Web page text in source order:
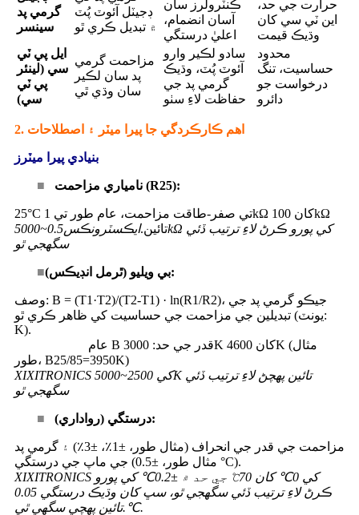
گرمي پد
سينسر
ڊجيٽل آئوٽ پُٽ
۾ تبديل ڪري ٿو
ڪنٽرولرز سان
آسان انضمام،
اعليٰ درستگي
حرارت جي حد،
اين ٽي سي کان
وڌيڪ قيمت
ايل پي ٽي
سي (لينئر
پي ٽي
سي)
مزاحمت گرمي
پد سان لڪير
سان وڌي ٿي
سادو لڪير وارو
آئوٽ پُٽ، وڌيڪ
گرمي پد جي
حفاظت لاءِ سٺو
محدود
حساسيت، تنگ
درخواست جو
دائرو
2. اهم ڪارڪردگي جا پيرا ميٽر ۽ اصطلاحات
بنيادي پيرا ميٽرز
■ نامياري مزاحمت (R25):
25°C تي صفر-طاقت مزاحمت، عام طور تي 1kΩ کان 100kΩ
تائين.ايڪسٽرونڪس
0.5~5000kΩ کي پورو ڪرڻ لاءِ ترتيب ڏئي
سگهجي ٿو
■ بي ويليو (ٿرمل انڊيڪس):
وصف: B = (T1·T2)/(T2-T1) · ln(R1/R2)، جيڪو گرمي پد جي
تبديلين جي مزاحمت جي حساسيت کي ظاهر ڪري ٿو (يونٽ:
K).
عام B قدر جي حد: 3000K کان 4600K (مثال
طور، B25/85=3950K)
XIXITRONICS کي 2500~5000K تائين پهچڻ لاءِ ترتيب ڏئي
سگهجي ٿو
■ درستگي (رواداري):
مزاحمت جي قدر جي انحراف (مثال طور، ±1٪، ±3٪) ۽ گرمي پد
جي ماپ جي درستگي (مثال طور، ±0.5 °C).
XIXITRONICS کي 0℃ کان 70℃ جي حد ۾ ±0.2℃ کي پورو
ڪرڻ لاءِ ترتيب ڏئي سگهجي ٿو، سڀ کان وڌيڪ درستگي 0.05
تائين پهچي سگهي ٿي. ℃.